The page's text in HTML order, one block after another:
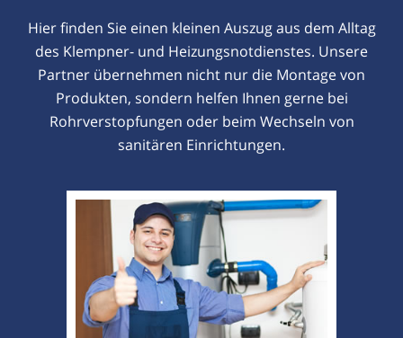
Hier finden Sie einen kleinen Auszug aus dem Alltag
des Klempner- und Heizungsnotdienstes. Unsere
Partner übernehmen nicht nur die Montage von
Produkten, sondern helfen Ihnen gerne bei
Rohrverstopfungen oder beim Wechseln von
sanitären Einrichtungen.